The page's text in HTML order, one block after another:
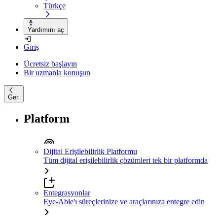
Türkçe
Yardımını aç
Giriş
Ücretsiz başlayın
Bir uzmanla konuşun
Geri
Platform
Dijital Erişilebilirlik Platformu
Tüm dijital erişilebilirlik çözümleri tek bir platformda
Entegrasyonlar
Eye-Able'ı süreçlerinize ve araçlarınıza entegre edin